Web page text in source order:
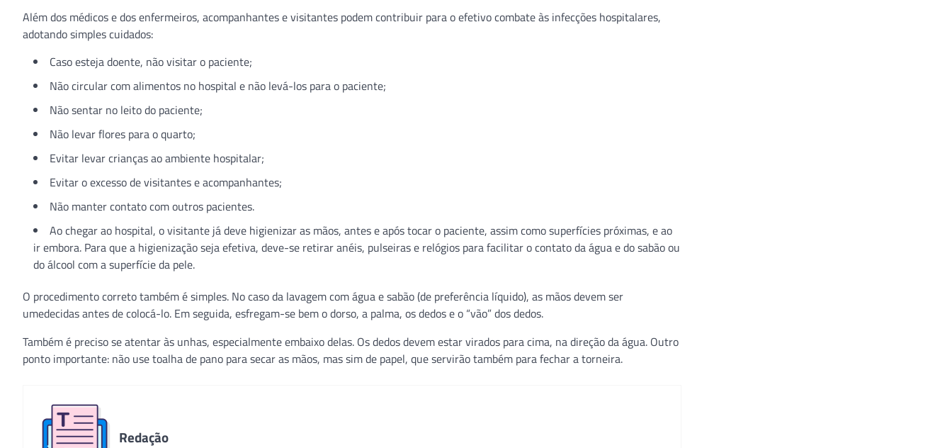
Além dos médicos e dos enfermeiros, acompanhantes e visitantes podem contribuir para o efetivo combate às infecções hospitalares,
adotando simples cuidados:
Caso esteja doente, não visitar o paciente;
Não circular com alimentos no hospital e não levá-los para o paciente;
Não sentar no leito do paciente;
Não levar flores para o quarto;
Evitar levar crianças ao ambiente hospitalar;
Evitar o excesso de visitantes e acompanhantes;
Não manter contato com outros pacientes.
Ao chegar ao hospital, o visitante já deve higienizar as mãos, antes e após tocar o paciente, assim como superfícies próximas, e ao
ir embora. Para que a higienização seja efetiva, deve-se retirar anéis, pulseiras e relógios para facilitar o contato da água e do sabão ou
do álcool com a superfície da pele.
O procedimento correto também é simples. No caso da lavagem com água e sabão (de preferência líquido), as mãos devem ser
umedecidas antes de colocá-lo. Em seguida, esfregam-se bem o dorso, a palma, os dedos e o “vão” dos dedos.
Também é preciso se atentar às unhas, especialmente embaixo delas. Os dedos devem estar virados para cima, na direção da água. Outro
ponto importante: não use toalha de pano para secar as mãos, mas sim de papel, que servirão também para fechar a torneira.
Redação